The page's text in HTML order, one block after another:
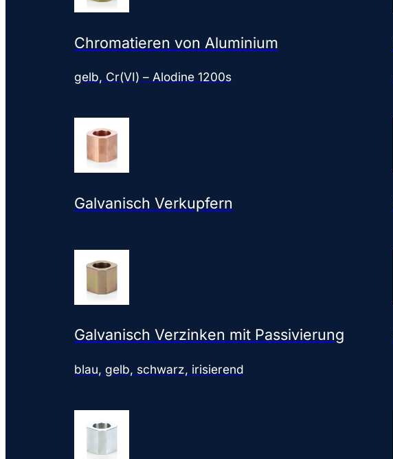
Chromatieren von Aluminium
gelb, Cr(VI) – Alodine 1200s
Galvanisch Verkupfern
Galvanisch Verzinken mit Passivierung
blau, gelb, schwarz, irisierend